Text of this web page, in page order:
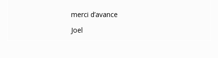
merci d’avance
Joel